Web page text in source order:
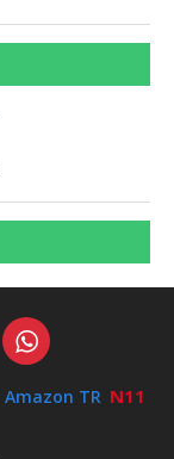
Amazon TR N11